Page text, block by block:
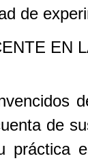
de
EN
de
práctica